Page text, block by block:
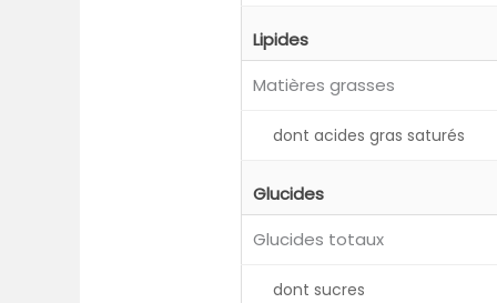
Lipides
Matières grasses
dont acides gras saturés
Glucides
Glucides totaux
dont sucres